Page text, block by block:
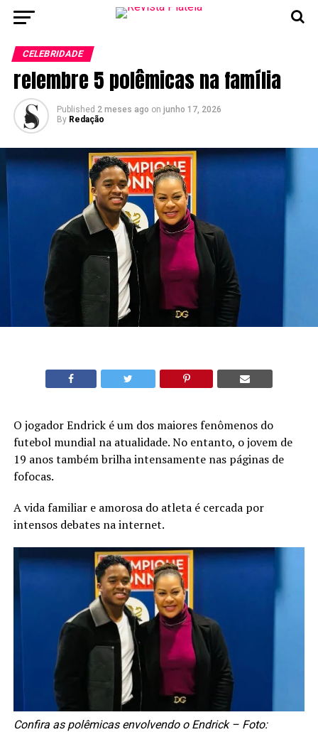
CELEBRIDADE
relembre 5 polêmicas na família
Published 2 meses ago on junho 17, 2026
By Redação
O jogador Endrick é um dos maiores fenômenos do
futebol mundial na atualidade. No entanto, o jovem de
19 anos também brilha intensamente nas páginas de
fofocas.
A vida familiar e amorosa do atleta é cercada por
intensos debates na internet.
Confira as polêmicas envolvendo o Endrick – Foto: